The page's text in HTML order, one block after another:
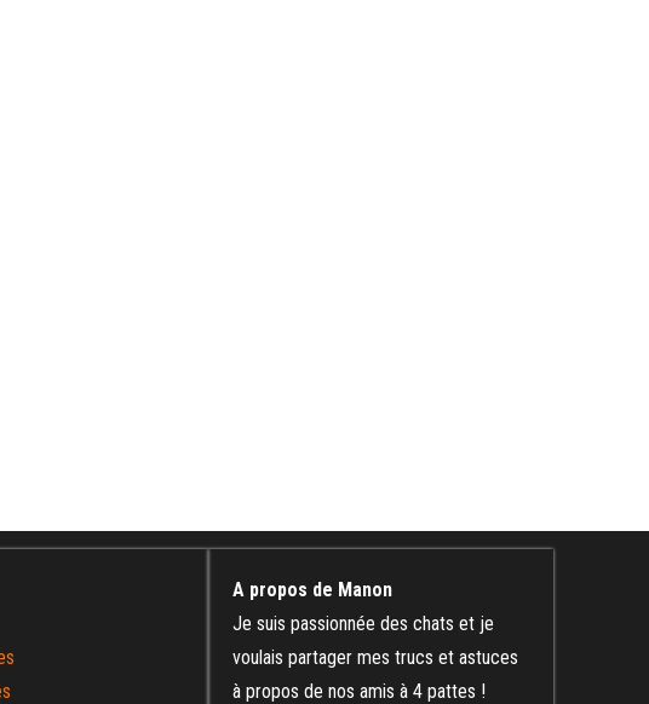
A propos de Manon
Je suis passionnée des chats et je
voulais partager mes trucs et astuces
à propos de nos amis à 4 pattes !